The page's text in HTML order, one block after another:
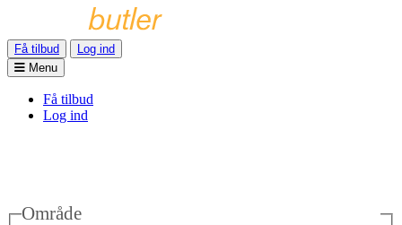
Få tilbud
Log ind
Menu
Få tilbud
Log ind
Område